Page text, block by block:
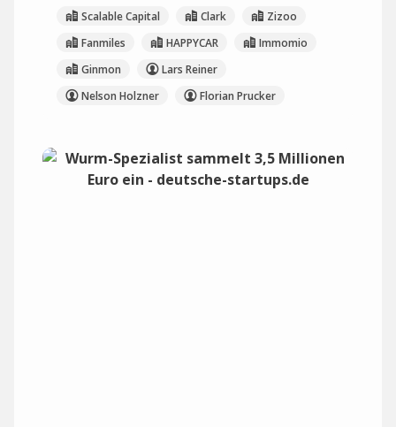
Scalable Capital Clark
Zizoo
Fanmiles
HAPPYCAR
Immomio
Ginmon
Lars Reiner
Nelson Holzner
Florian Prucker